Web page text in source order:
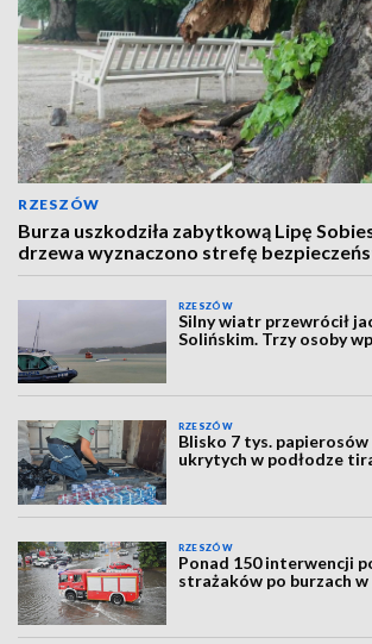
RZESZÓW
Burza uszkodziła zabytkową Lipę
drzewa wyznaczono strefę
RZESZÓW
Silny wiatr przewrócił
Solińskim. Trzy osoby
RZESZÓW
Blisko 7 tys. papierosów
ukrytych w podłodze
RZESZÓW
Ponad 150 interwencji
strażaków po burzach